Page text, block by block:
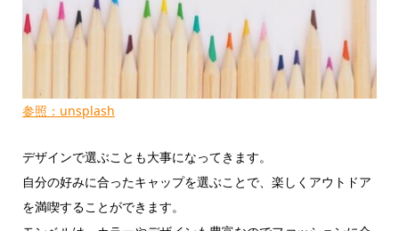
参照：unsplash
デザインで選ぶことも大事になってきます。
自分の好みに合ったキャップを選ぶことで、楽しくアウトドア
を満喫することができます。